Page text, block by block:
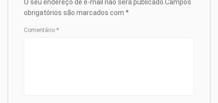
O seu endereço de e-mail não será publicado. Campos
obrigatórios são marcados com *
Comentário *